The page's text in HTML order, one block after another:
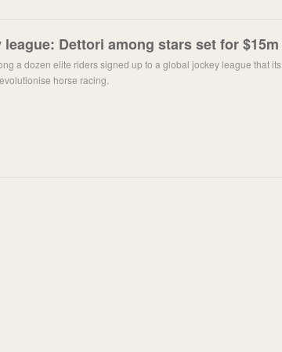
a dozen elite riders signed up to a global jockey league that its
horse racing.